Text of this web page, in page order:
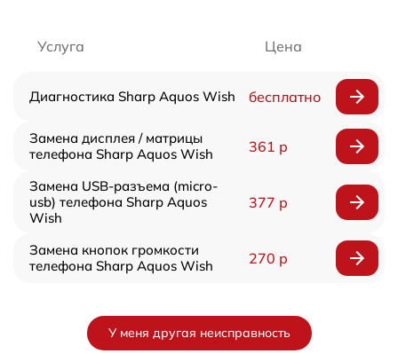
Услуга Цена
Диагностика Sharp Aquos Wish бесплатно
Замена дисплея / матрицы
телефона Sharp Aquos Wish
361 р
Замена USB-разъема (micro-
usb) телефона Sharp Aquos
Wish
377 р
Замена кнопок громкости
телефона Sharp Aquos Wish
270 р
У меня другая неисправность